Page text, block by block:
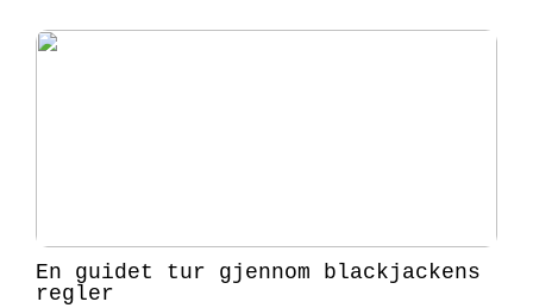
En guidet tur gjennom blackjackens
regler